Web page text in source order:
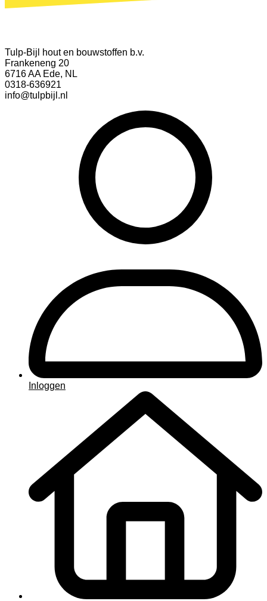
Tulp-Bijl hout en bouwstoffen b.v.
Frankeneng 20
6716 AA Ede, NL
0318-636921
info@tulpbijl.nl
Inloggen